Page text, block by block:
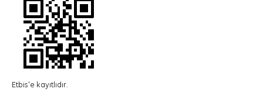
Etbis'e kayıtlıdır.